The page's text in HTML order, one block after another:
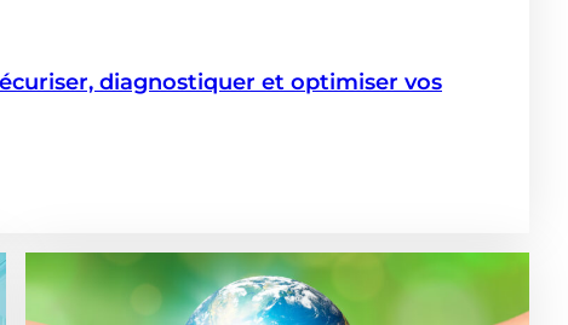
diagnostiquer et optimiser vos